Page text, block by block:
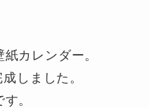
カレンダー。
しました。
。